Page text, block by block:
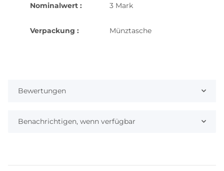
Nominalwert : 3 Mark
Verpackung : Münztasche
Bewertungen
Benachrichtigen, wenn verfügbar